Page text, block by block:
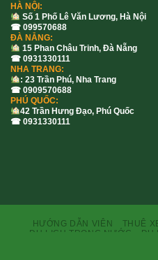
HÀ NỘI:
Số 1 Phố Lê Văn Lương, Hà Nội
☎ 099570688
ĐÀ NẴNG:
15 Phan Châu Trinh, Đà Nẵng
☎ 0931330111
NHA TRANG:
: 23 Trần Phú, Nha Trang
☎ 0909570688
PHÚ QUỐC:
42 Trần Hưng Đạo, Phú Quốc
☎ 0931330111
HƯỚNG DẪN VIÊN THUÊ
DU LỊCH TRONG NƯỚC
DU